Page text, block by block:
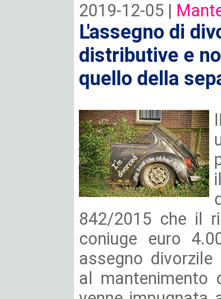
2019-12-05 |
L'assegno di
distributive e
quello della
842/2015 che il
coniuge euro
assegno
al mantenimento